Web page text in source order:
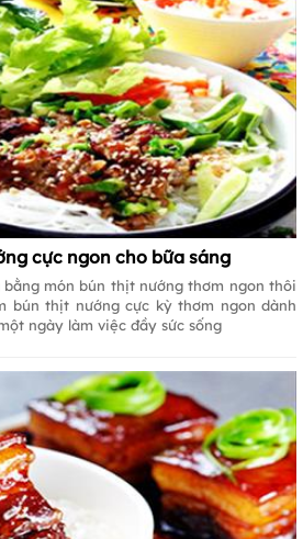
cực ngon cho bữa sáng
món bún thịt nướng thơm ngon thôi
bún thịt nướng cực kỳ thơm ngon dành
ngày làm việc đầy sức sống